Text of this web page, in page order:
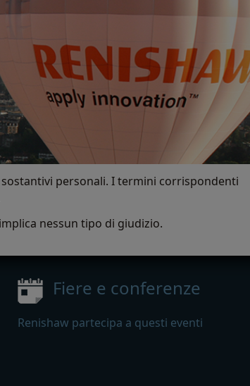
personali. I termini corrispondenti
nessun tipo di giudizio.
Fiere e conferenze
Renishaw partecipa a questi eventi